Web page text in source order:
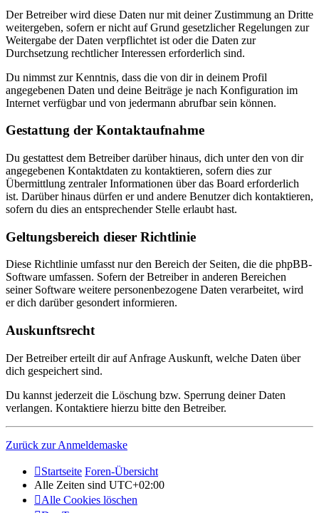
Der Betreiber wird diese Daten nur mit deiner Zustimmung an Dritte
weitergeben, sofern er nicht auf Grund gesetzlicher Regelungen zur
Weitergabe der Daten verpflichtet ist oder die Daten zur
Durchsetzung rechtlicher Interessen erforderlich sind.
Du nimmst zur Kenntnis, dass die von dir in deinem Profil
angegebenen Daten und deine Beiträge je nach Konfiguration im
Internet verfügbar und von jedermann abrufbar sein können.
Gestattung der Kontaktaufnahme
Du gestattest dem Betreiber darüber hinaus, dich unter den von dir
angegebenen Kontaktdaten zu kontaktieren, sofern dies zur
Übermittlung zentraler Informationen über das Board erforderlich
ist. Darüber hinaus dürfen er und andere Benutzer dich kontaktieren,
sofern du dies an entsprechender Stelle erlaubt hast.
Geltungsbereich dieser Richtlinie
Diese Richtlinie umfasst nur den Bereich der Seiten, die die phpBB-
Software umfassen. Sofern der Betreiber in anderen Bereichen
seiner Software weitere personenbezogene Daten verarbeitet, wird
er dich darüber gesondert informieren.
Auskunftsrecht
Der Betreiber erteilt dir auf Anfrage Auskunft, welche Daten über
dich gespeichert sind.
Du kannst jederzeit die Löschung bzw. Sperrung deiner Daten
verlangen. Kontaktiere hierzu bitte den Betreiber.
Zurück zur Anmeldemaske
Startseite Foren-Übersicht
Alle Zeiten sind UTC+02:00
Alle Cookies löschen